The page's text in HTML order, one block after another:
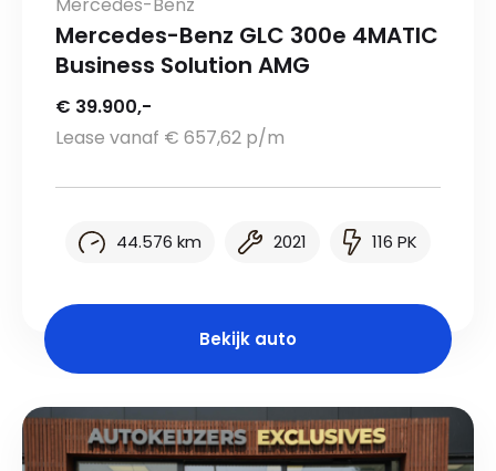
Mercedes-Benz GLC 300e 4MATIC
Business Solution AMG
€ 39.900,-
Lease vanaf € 657,62 p/m
44.576 km 2021 116 PK
Bekijk auto